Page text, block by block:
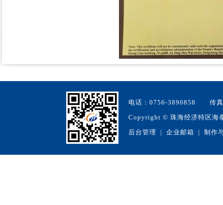
电话：0756-3890858 传真
Copyright © 珠海经济特区海
后台管理 | 企业邮箱 | 制作